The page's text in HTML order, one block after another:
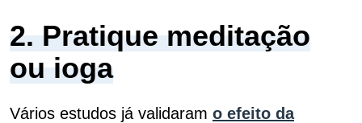
2. Pratique meditação
ou ioga
Vários estudos já validaram o efeito da